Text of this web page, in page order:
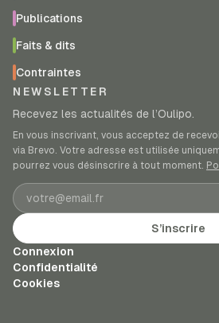
Publications
Faits & dits
Contraintes
NEWSLETTER
Recevez les actualités de l’Oulipo.
En vous inscrivant, vous acceptez de
via Brevo. Votre adresse est utilisée
pourrez vous désinscrire à tout moment.
Adresse e-mail
S’inscrire
Connexion
Confidentialité
Cookies